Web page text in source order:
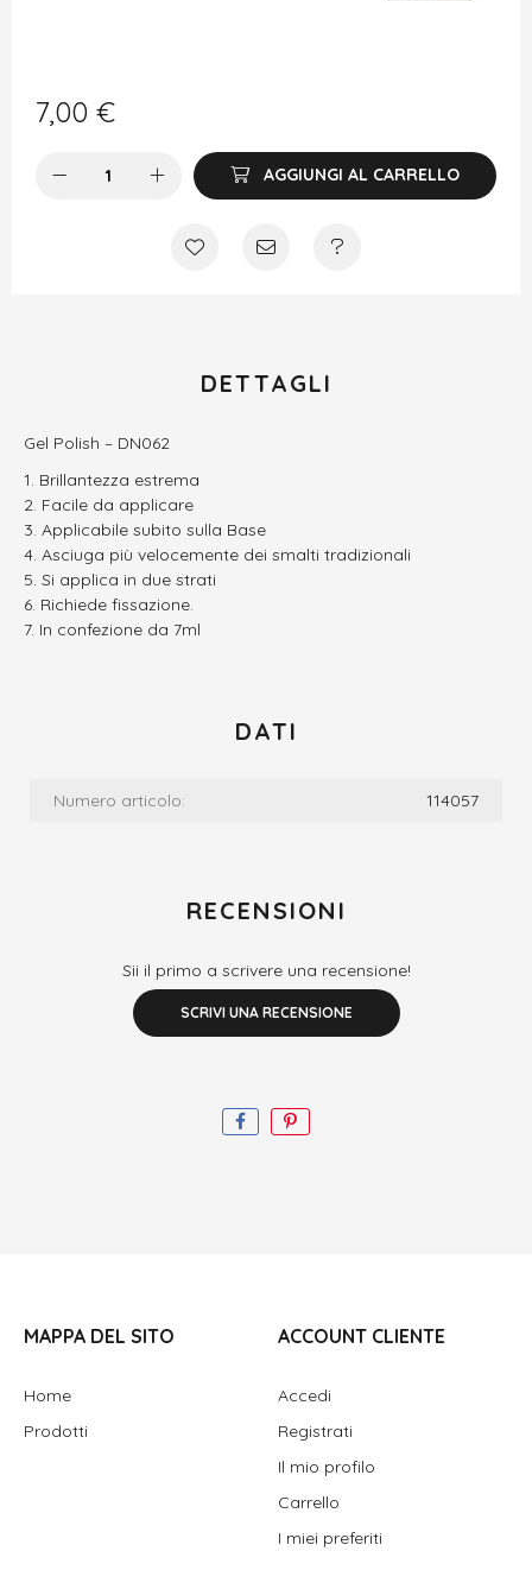
7,00 €
AGGIUNGI AL CARRELLO
DETTAGLI
Gel Polish – DN062
Brillantezza estrema
Facile da applicare
Applicabile subito sulla Base
Asciuga più velocemente dei smalti tradizionali
Si applica in due strati
Richiede fissazione.
In confezione da 7ml
DATI
Numero articolo: 114057
RECENSIONI
Sii il primo a scrivere una recensione!
SCRIVI UNA RECENSIONE
MAPPA DEL SITO
Home
Prodotti
ACCOUNT CLIENTE
Accedi
Registrati
Il mio profilo
Carrello
I miei preferiti